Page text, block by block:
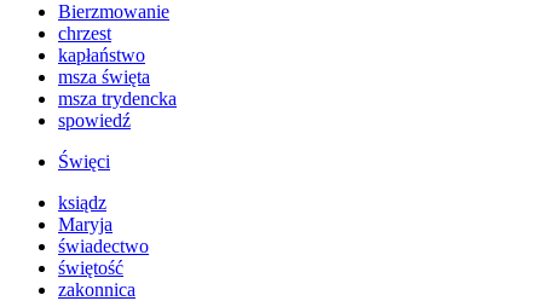
Bierzmowanie
chrzest
kapłaństwo
msza święta
msza trydencka
spowiedź
Święci
ksiądz
Maryja
świadectwo
świętość
zakonnica